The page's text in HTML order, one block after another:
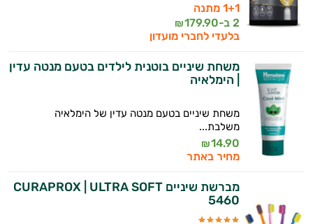
1+1 מתנה
2 ב-
179.90
₪
בלעדי לחברי מועדון
משחת שיניים בוטנית לילדים בטעם מנטה עדין
| הימלאיה
משחת שיניים בטעם מנטה עדין של הימלאיה
משלבת...
14.90
₪
מחיר באתר
מברשת שיניים CURAPROX | ULTRA SOFT
5460
אני כאן כדי לעזור לך להתאים את תוספי
התזונה ומוצרי הבריאות המדויקים למטרות
עובדים יחד כדי למקסם תוצאות גם בחיי היום
יום וגם בתחום הכושר והספורט.
המטרה שלי היא להתאים עבורך המלצות
אישיות מבוססות מדעית.
זה הזמן להתחיל. איך אוכל לעזור?